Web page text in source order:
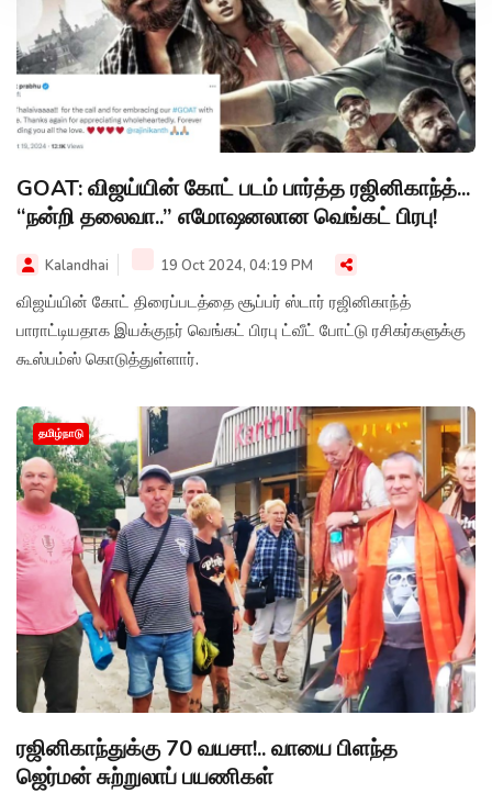
GOAT: விஜய்யின் கோட் படம் பார்த்த ரஜினிகாந்த்...
“நன்றி தலைவா..” எமோஷனலான வெங்கட் பிரபு!
Kalandhai 19 Oct 2024, 04:19 PM
விஜய்யின் கோட் திரைப்படத்தை சூப்பர் ஸ்டார் ரஜினிகாந்த்
பாராட்டியதாக இயக்குநர் வெங்கட் பிரபு ட்வீட் போட்டு ரசிகர்களுக்கு
கூஸ்பம்ஸ் கொடுத்துள்ளார்.
தமிழ்நாடு
ரஜினிகாந்துக்கு 70 வயசா!.. வாயை பிளந்த
ஜெர்மன் சுற்றுலாப் பயணிகள்